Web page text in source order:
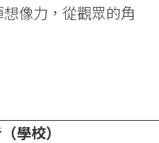
像力，從觀眾的角
學校）